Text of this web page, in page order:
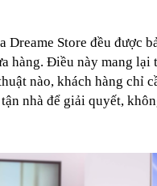
Dreame Store đều được
hàng. Điều này mang
nào, khách hàng chỉ
nhà để giải quyết,